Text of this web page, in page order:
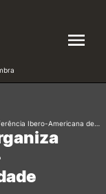
Ibero-Americana de…